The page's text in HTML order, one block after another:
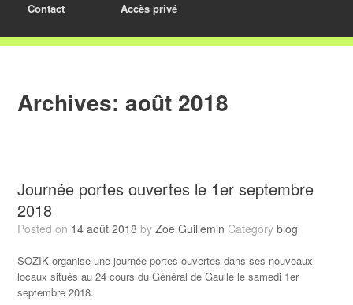
Contact Accès privé
Archives:août 2018
Journée portes ouvertes le 1er septembre
2018
Posted on 14 août 2018 byZoe Guillemin Categoryblog
SOZIK organise une journée portes ouvertes dans ses nouveaux
locaux situés au 24 cours du Général de Gaulle le samedi 1er
septembre 2018.